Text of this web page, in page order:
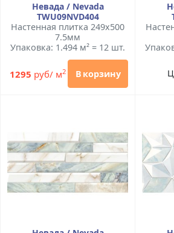
Невада / Nevada
TWU09NVD404
Настенная плитка 249x500
7.5мм
Упаковка: 1.494 м² = 12 шт.
1295 руб/ м2 В корзину